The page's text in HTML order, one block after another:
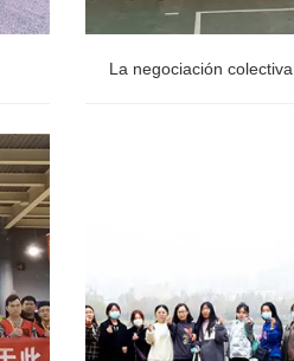
La negociación colectiva